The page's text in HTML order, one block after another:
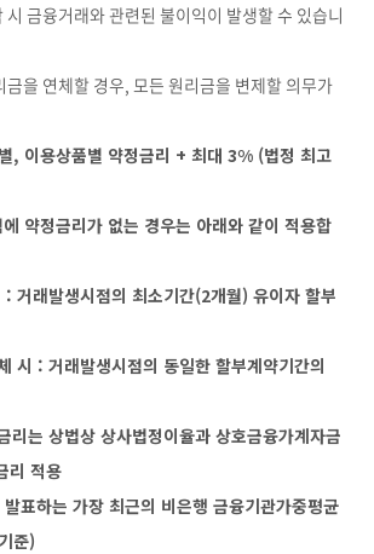
시 금융거래와 관련된 불이익이 발생할 수 있습니
금을 연체할 경우, 모든 원리금을 변제할 의무가
, 이용상품별 약정금리 + 최대 3% (법정 최고
약정금리가 없는 경우는 아래와 같이 적용합
거래발생시점의 최소기간(2개월) 유이자 할부
시 : 거래발생시점의 동일한 할부계약기간의
리는 상법상 상사법정이율과 상호금융가계자금
리 적용
표하는 가장 최근의 비은행 금융기관가중평균
준)